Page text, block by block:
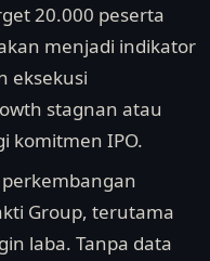
20.000 peserta
menjadi indikator
eksekusi
stagnan atau
komitmen IPO.
Group, terutama
laba. Tanpa data